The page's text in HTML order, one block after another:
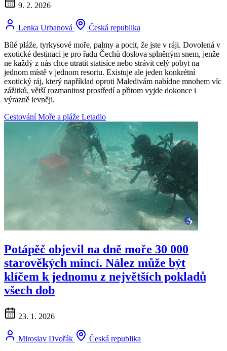
9. 2. 2026
Lenka Urbanová
Česká republika
Bílé pláže, tyrkysové moře, palmy a pocit, že jste v ráji. Dovolená v
exotické destinaci je pro řadu Čechů doslova splněným snem, jenže
ne každý z nás chce utratit statisíce nebo strávit celý pobyt na
jednom místě v jednom resortu. Existuje ale jeden konkrétní
exotický ráj, který například oproti Maledivám nabídne mnohem víc
zážitků, větší rozmanitost prostředí a přitom vyjde dokonce i
výrazně levněji.
CestováníMoře a pláže Letadlo
Potápěč objevil na dně moře 30 000
starověkých mincí. Nález může být
klíčem k jednomu z největších pokladů
všech dob
23. 1. 2026
Miroslav Dvořák
Česká republika